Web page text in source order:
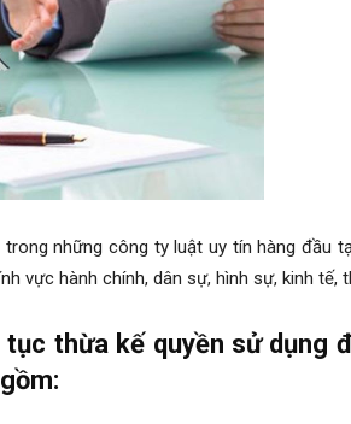
những công ty luật uy tín hàng đầu
vực hành chính, dân sự, hình sự, kinh tế,
thừa kế quyền sử dụng